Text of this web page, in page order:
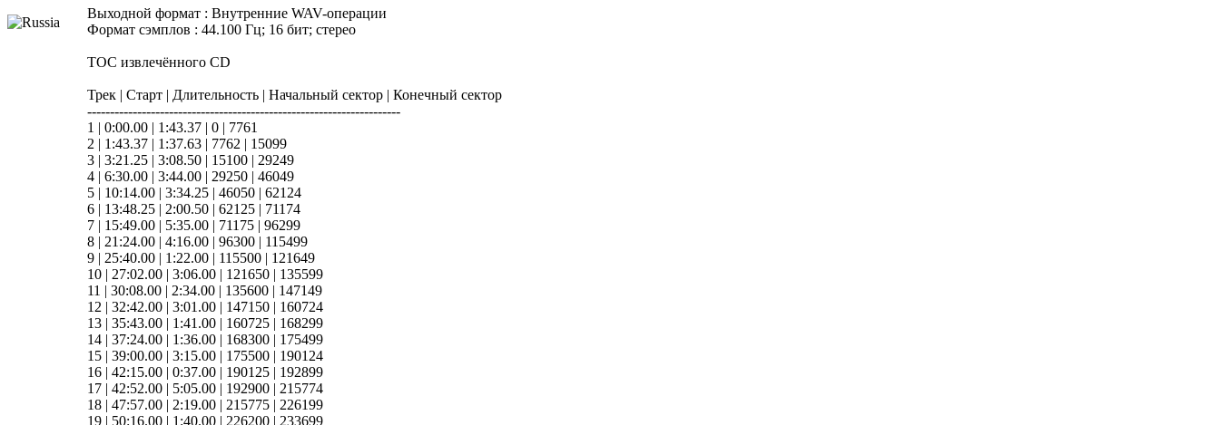
Выходной формат : Внутренние WAV-операции
Формат сэмплов : 44.100 Гц; 16 бит; стерео
TOC извлечённого CD
Трек | Старт | Длительность | Начальный сектор | Конечный сектор
---------------------------------------------------------------------
1 | 0:00.00 | 1:43.37 | 0 | 7761
2 | 1:43.37 | 1:37.63 | 7762 | 15099
3 | 3:21.25 | 3:08.50 | 15100 | 29249
4 | 6:30.00 | 3:44.00 | 29250 | 46049
5 | 10:14.00 | 3:34.25 | 46050 | 62124
6 | 13:48.25 | 2:00.50 | 62125 | 71174
7 | 15:49.00 | 5:35.00 | 71175 | 96299
8 | 21:24.00 | 4:16.00 | 96300 | 115499
9 | 25:40.00 | 1:22.00 | 115500 | 121649
10 | 27:02.00 | 3:06.00 | 121650 | 135599
11 | 30:08.00 | 2:34.00 | 135600 | 147149
12 | 32:42.00 | 3:01.00 | 147150 | 160724
13 | 35:43.00 | 1:41.00 | 160725 | 168299
14 | 37:24.00 | 1:36.00 | 168300 | 175499
15 | 39:00.00 | 3:15.00 | 175500 | 190124
16 | 42:15.00 | 0:37.00 | 190125 | 192899
17 | 42:52.00 | 5:05.00 | 192900 | 215774
18 | 47:57.00 | 2:19.00 | 215775 | 226199
19 | 50:16.00 | 1:40.00 | 226200 | 233699